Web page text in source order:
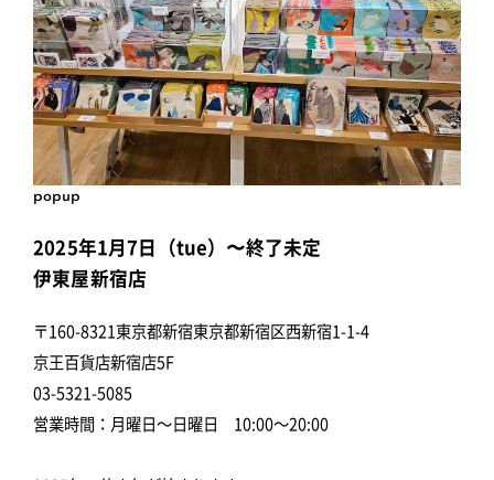
popup
2025年1月7日（tue）〜終了未定
伊東屋新宿店
〒160-8321東京都新宿東京都新宿区西新宿1-1-4
京王百貨店新宿店5F
03-5321-5085
営業時間：月曜日～日曜日 10:00～20:00